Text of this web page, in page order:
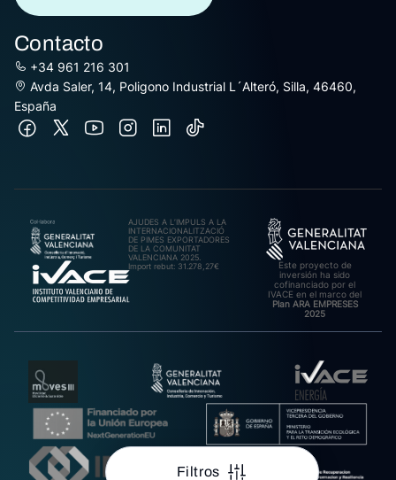
Filtros
Contacto
+34 961 216 301
Avda Saler, 14, Poligono Industrial L´Alteró, Silla, 46460,
España
AJUDES A L’IMPULS A LA
INTERNACIONALITZACIÓ
DE PIMES EXPORTADORES
DE LA COMUNITAT
VALENCIANA 2025.
Import rebut: 31.278,27€
Este proyecto de
inversión ha sido
cofinanciado por el
IVACE en el marco del
Plan ARA EMPRESES
2025